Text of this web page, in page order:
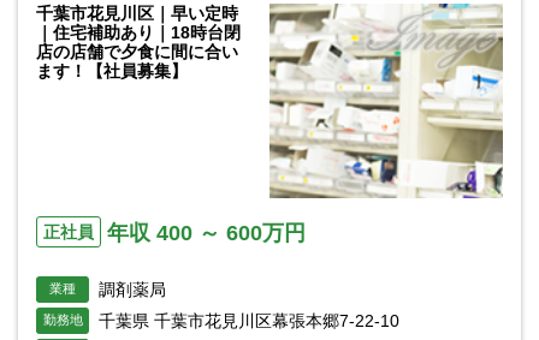
千葉市花見川区｜早い定時
｜住宅補助あり｜18時台閉
店の店舗で夕食に間に合い
ます！【社員募集】
正社員 年収 400 ～ 600万円
業種 調剤薬局
勤務地 千葉県 千葉市花見川区幕張本郷7-22-10